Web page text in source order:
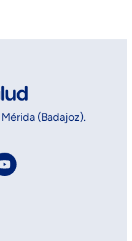
(Badajoz).